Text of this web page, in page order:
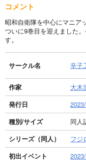
コメント
昭和自衛隊を中心にマニア
ついに9巻目を迎えました
す。
サークル名 辛子
作家 大木
発行日
種別/サイズ
同人
シリーズ（同人）
フジ
初出イベント